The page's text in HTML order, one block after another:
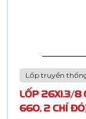
Lốp truyền
LỐP 26X1.3/
660, 2 CHỈ